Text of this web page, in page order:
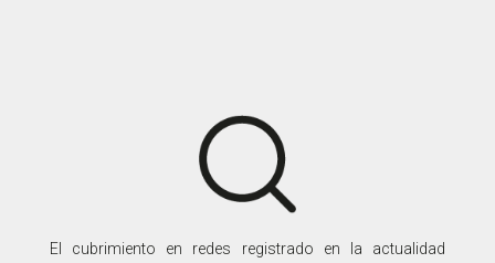
El cubrimiento en redes registrado en la actualidad